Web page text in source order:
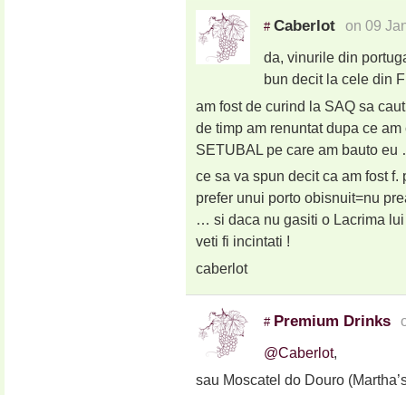
# Caberlot on 09
da, vinurile din
bun decit la cele din
am fost de curind la SAQ sa
de timp am renuntat dupa ce
SETUBAL pe care am bauto
ce sa va spun decit ca am fost
prefer unui porto obisnuit=nu
… si daca nu gasiti o Lacrima
veti fi incintati !
caberlot
# Premium Drinks
@Caberlot,
sau Moscatel do Douro